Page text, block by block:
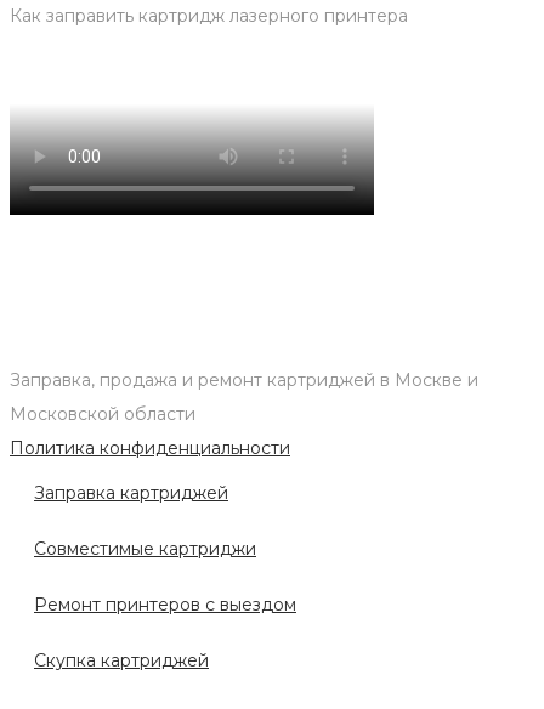
Как заправить картридж лазерного принтера
Заправка, продажа и ремонт картриджей в Москве и
Московской области
Политика конфиденциальности
Заправка картриджей
Совместимые картриджи
Ремонт принтеров с выездом
Скупка картриджей